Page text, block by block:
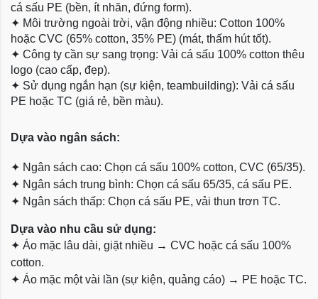
cá sấu PE (bền, ít nhăn, đứng form).
✦ Môi trường ngoài trời, vận động nhiều: Cotton 100%
hoặc CVC (65% cotton, 35% PE) (mát, thấm hút tốt).
✦ Công ty cần sự sang trọng: Vải cá sấu 100% cotton thêu
logo (cao cấp, đẹp).
✦ Sử dụng ngắn hạn (sự kiện, teambuilding): Vải cá sấu
PE hoặc TC (giá rẻ, bền màu).
Dựa vào ngân sách:
✦ Ngân sách cao: Chọn cá sấu 100% cotton, CVC (65/35).
✦ Ngân sách trung bình: Chọn cá sấu 65/35, cá sấu PE.
✦ Ngân sách thấp: Chọn cá sấu PE, vải thun trơn TC.
Dựa vào nhu cầu sử dụng:
✦ Áo mặc lâu dài, giặt nhiều → CVC hoặc cá sấu 100%
cotton.
✦ Áo mặc một vài lần (sự kiện, quảng cáo) → PE hoặc TC.